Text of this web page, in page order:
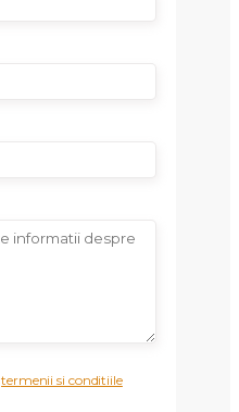
termenii si conditiile